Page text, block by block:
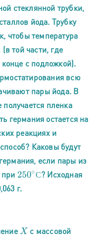
стеклянной трубки,
йода. Трубку
чтобы температура
(в той части, где
конце с подложкой).
всю
пары йода. В
пленка
германия остается на
реакциях и
Каковы будут
если пары из
С
250∘С ? Исходная
г.
X с массовой